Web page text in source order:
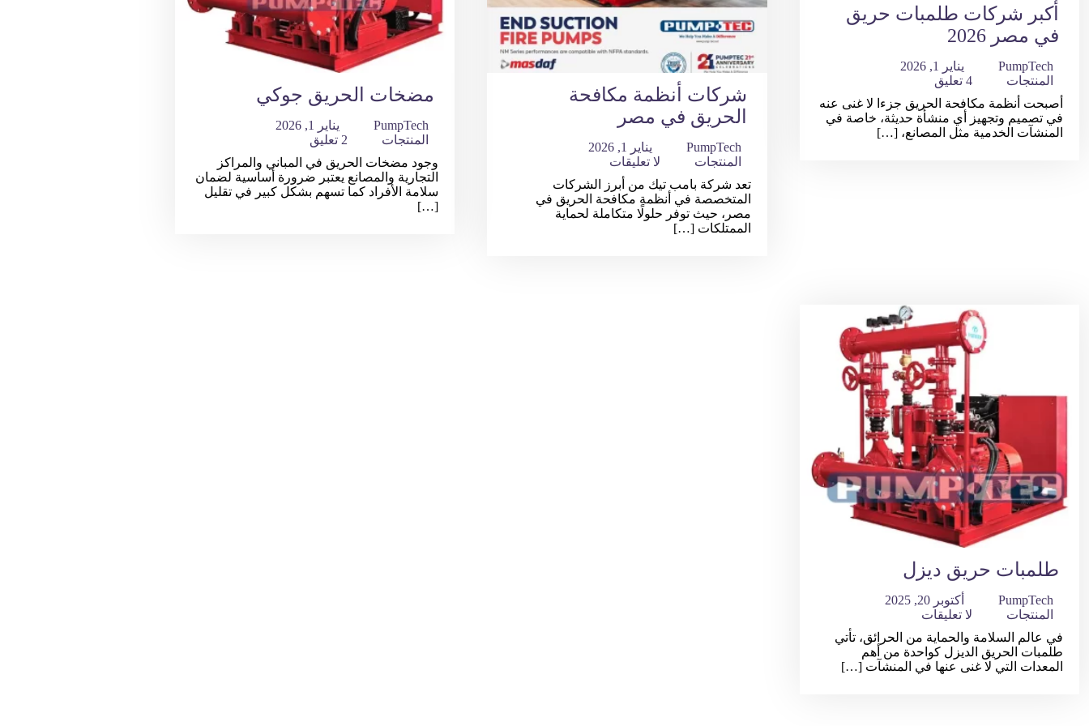
أكبر شركات طلمبات حريق
في مصر 2026
PumpTech
يناير 1, 2026
المنتجات
4 تعليق
أصبحت أنظمة مكافحة الحريق جزءا لا غنى عنه
في تصميم وتجهيز أي منشأة حديثة، خاصة في
المنشآت الخدمية مثل المصانع، […]
شركات أنظمة مكافحة
الحريق في مصر
PumpTech
يناير 1, 2026
المنتجات
لا تعليقات
تعد شركة بامب تيك من أبرز الشركات
المتخصصة في أنظمة مكافحة الحريق في
مصر، حيث توفر حلولًا متكاملة لحماية
الممتلكات […]
مضخات الحريق جوكي
PumpTech
يناير 1, 2026
المنتجات
2 تعليق
وجود مضخات الحريق في المباني والمراكز
التجارية والمصانع يعتبر ضرورة أساسية لضمان
سلامة الأفراد كما تسهم بشكل كبير في تقليل
[…]
طلمبات حريق ديزل
PumpTech
أكتوبر 20, 2025
المنتجات
لا تعليقات
في عالم السلامة والحماية من الحرائق، تأتي
طلمبات الحريق الديزل كواحدة من أهم
المعدات التي لا غنى عنها في المنشآت […]